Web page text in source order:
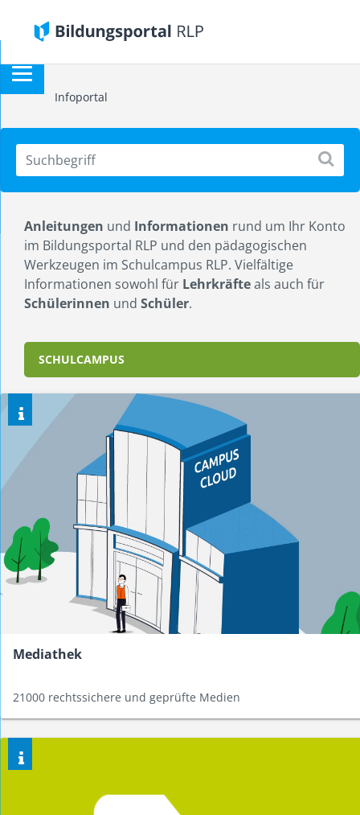
Infoportal
Anleitungen und Informationen rund um Ihr Konto
im Bildungsportal RLP und den pädagogischen
Werkzeugen im Schulcampus RLP. Vielfältige
Informationen sowohl für Lehrkräfteals auch für
Schülerinnen und Schüler.
SCHULCAMPUS
Mediathek
21000 rechtssichere und geprüfte Medien